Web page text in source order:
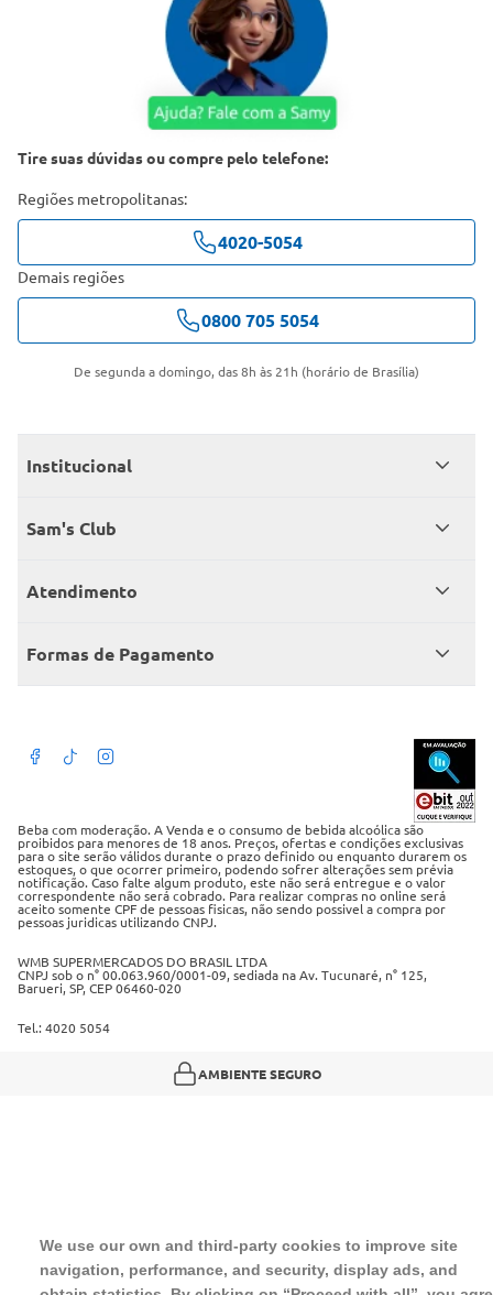
We use our own and third-party cookies to improve site
navigation, performance, and security, display ads, and
Tire suas dúvidas ou compre pelo telefone:
Regiões metropolitanas:
4020-5054
Demais regiões
0800 705 5054
De segunda a domingo, das 8h às 21h (horário de Brasília)
Institucional
Quem somos
Encontre um Clube
Sam's Club
Seja sócio
Member’s Mark
Atendimento
Fale conosco
Atendimento em libras
Termos de Uso
Política de privacidade
Política de trocas e devoluções
Formas de Pagamento
Beba com moderação. A Venda e o consumo de bebida alcoólica são
proibidos para menores de 18 anos. Preços, ofertas e condições exclusivas
para o site serão válidos durante o prazo definido ou enquanto durarem os
estoques, o que ocorrer primeiro, podendo sofrer alterações sem prévia
notificação. Caso falte algum produto, este não será entregue e o valor
correspondente não será cobrado. Para realizar compras no online será
aceito somente CPF de pessoas fisicas, não sendo possivel a compra por
pessoas juridicas utilizando CNPJ.
WMB SUPERMERCADOS DO BRASIL LTDA
CNPJ sob o n° 00.063.960/0001-09, sediada na Av. Tucunaré, n° 125,
Barueri, SP, CEP 06460-020
Tel.: 4020 5054
AMBIENTE SEGURO